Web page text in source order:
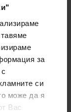
за
си
може да я
Вас